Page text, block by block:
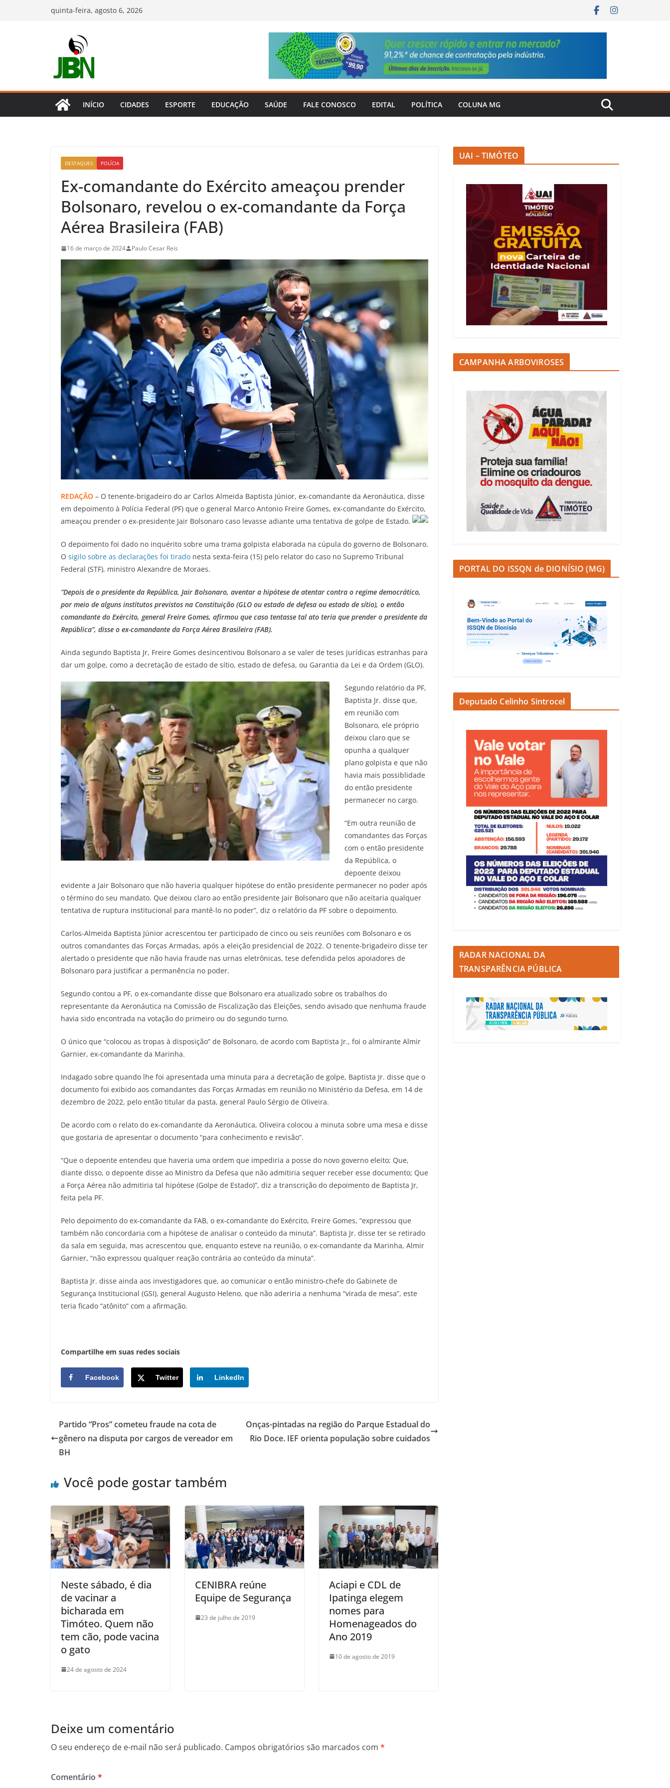
quinta-feira, agosto 6, 2026
INÍCIO CIDADES ESPORTE EDUCAÇÃO SAÚDE FALE CONOSCO EDITAL POLÍTICA COLUNA MG
DESTAQUES POLÍCIA
Ex-comandante do Exército ameaçou prender
Bolsonaro, revelou o ex-comandante da Força
Aérea Brasileira (FAB)
16 de março de 2024 Paulo Cesar Reis
REDAÇÃO – O tenente-brigadeiro do ar Carlos Almeida Baptista Júnior, ex-comandante da Aeronáutica, disse
em depoimento à Polícia Federal (PF) que o general Marco Antonio Freire Gomes, ex-comandante do Exército,
ameaçou prender o ex-presidente Jair Bolsonaro caso levasse adiante uma tentativa de golpe de Estado.
O depoimento foi dado no inquérito sobre uma trama golpista elaborada na cúpula do governo de Bolsonaro.
O sigilo sobre as declarações foi tirado nesta sexta-feira (15) pelo relator do caso no Supremo Tribunal
Federal (STF), ministro Alexandre de Moraes.
“Depois de o presidente da República, Jair Bolsonaro, aventar a hipótese de atentar contra o regime democrático,
por meio de alguns institutos previstos na Constituição (GLO ou estado de defesa ou estado de sítio), o então
comandante do Exército, general Freire Gomes, afirmou que caso tentasse tal ato teria que prender o presidente da
República”, disse o ex-comandante da Força Aérea Brasileira (FAB).
Ainda segundo Baptista Jr, Freire Gomes desincentivou Bolsonaro a se valer de teses jurídicas estranhas para
dar um golpe, como a decretação de estado de sítio, estado de defesa, ou Garantia da Lei e da Ordem (GLO).
Segundo relatório da PF,
Baptista Jr. disse que,
em reunião com
Bolsonaro, ele próprio
deixou claro que se
opunha a qualquer
plano golpista e que não
havia mais possiblidade
do então presidente
permanecer no cargo.
“Em outra reunião de
comandantes das Forças
com o então presidente
da República, o
depoente deixou
evidente a Jair Bolsonaro que não haveria qualquer hipótese do então presidente permanecer no poder após
o término do seu mandato. Que deixou claro ao então presidente Jair Bolsonaro que não aceitaria qualquer
tentativa de ruptura institucional para mantê-lo no poder”, diz o relatório da PF sobre o depoimento.
Carlos-Almeida Baptista Júnior acrescentou ter participado de cinco ou seis reuniões com Bolsonaro e os
outros comandantes das Forças Armadas, após a eleição presidencial de 2022. O tenente-brigadeiro disse ter
alertado o presidente que não havia fraude nas urnas eletrônicas, tese defendida pelos apoiadores de
Bolsonaro para justificar a permanência no poder.
Segundo contou a PF, o ex-comandante disse que Bolsonaro era atualizado sobre os trabalhos do
representante da Aeronáutica na Comissão de Fiscalização das Eleições, sendo avisado que nenhuma fraude
havia sido encontrada na votação do primeiro ou do segundo turno.
O único que “colocou as tropas à disposição” de Bolsonaro, de acordo com Baptista Jr., foi o almirante Almir
Garnier, ex-comandante da Marinha.
Indagado sobre quando lhe foi apresentada uma minuta para a decretação de golpe, Baptista Jr. disse que o
documento foi exibido aos comandantes das Forças Armadas em reunião no Ministério da Defesa, em 14 de
dezembro de 2022, pelo então titular da pasta, general Paulo Sérgio de Oliveira.
De acordo com o relato do ex-comandante da Aeronáutica, Oliveira colocou a minuta sobre uma mesa e disse
que gostaria de apresentar o documento “para conhecimento e revisão”.
“Que o depoente entendeu que haveria uma ordem que impediria a posse do novo governo eleito; Que,
diante disso, o depoente disse ao Ministro da Defesa que não admitiria sequer receber esse documento; Que
a Força Aérea não admitiria tal hipótese (Golpe de Estado)”, diz a transcrição do depoimento de Baptista Jr,
feita pela PF.
Pelo depoimento do ex-comandante da FAB, o ex-comandante do Exército, Freire Gomes, “expressou que
também não concordaria com a hipótese de analisar o conteúdo da minuta”. Baptista Jr. disse ter se retirado
da sala em seguida, mas acrescentou que, enquanto esteve na reunião, o ex-comandante da Marinha, Almir
Garnier, “não expressou qualquer reação contrária ao conteúdo da minuta”.
Baptista Jr. disse ainda aos investigadores que, ao comunicar o então ministro-chefe do Gabinete de
Segurança Institucional (GSI), general Augusto Heleno, que não aderiria a nenhuma “virada de mesa”, este
teria ficado “atônito” com a afirmação.
Compartilhe em suas redes sociais
Facebook Twitter LinkedIn
Partido “Pros” cometeu fraude na cota de
gênero na disputa por cargos de vereador em
BH
Onças-pintadas na região do Parque Estadual do
Rio Doce. IEF orienta população sobre cuidados
Você pode gostar também
Neste sábado, é dia
de vacinar a
bicharada em
Timóteo. Quem não
tem cão, pode vacina
o gato
24 de agosto de 2024
CENIBRA reúne
Equipe de Segurança
23 de julho de 2019
Aciapi e CDL de
Ipatinga elegem
nomes para
Homenageados do
Ano 2019
10 de agosto de 2019
Deixe um comentário
O seu endereço de e-mail não será publicado. Campos obrigatórios são marcados com *
Comentário *
UAI – TIMÓTEO
CAMPANHA ARBOVIROSES
PORTAL DO ISSQN de DIONÍSIO (MG)
Deputado Celinho Sintrocel
RADAR NACIONAL DA
TRANSPARÊNCIA PÚBLICA